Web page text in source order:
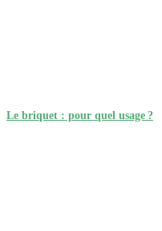
Le briquet : pour quel usage ?